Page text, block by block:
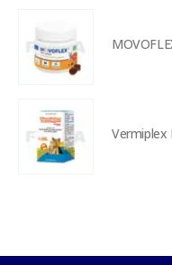
Vermiplex